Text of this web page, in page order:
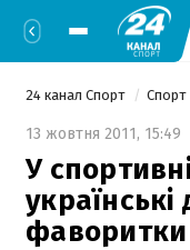
24 канал Спорт Спорт
13 жовтня 2011, 15:49
У
фаворитки